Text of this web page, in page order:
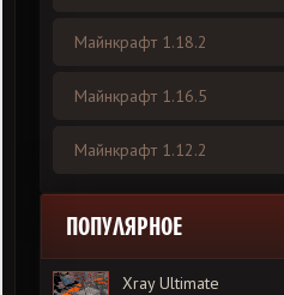
Майнкрафт 1.18.2
Майнкрафт 1.16.5
Майнкрафт 1.12.2
ПОПУЛЯРНОЕ
Xray Ultimate